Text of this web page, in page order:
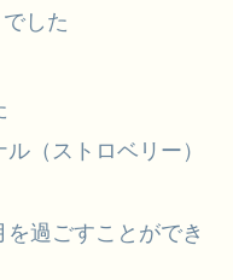
した
（ストロベリー）
過ごすことができ